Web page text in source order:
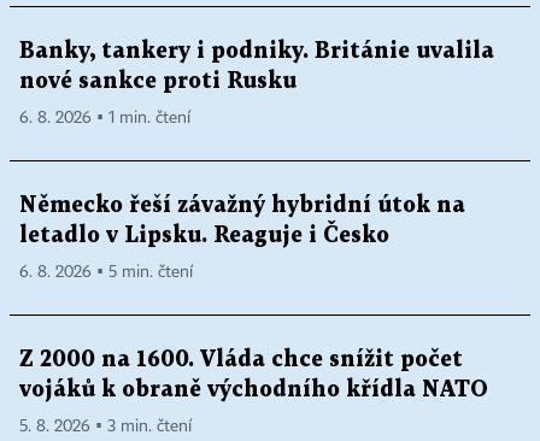
Banky, tankery i podniky. Británie uvalila
nové sankce proti Rusku
6. 8. 2026 ▪ 1 min. čtení
Německo řeší závažný hybridní útok na
letadlo v Lipsku. Reaguje i Česko
6. 8. 2026 ▪ 5 min. čtení
Z 2000 na 1600. Vláda chce snížit počet
vojáků k obraně východního křídla NATO
5. 8. 2026 ▪ 3 min. čtení